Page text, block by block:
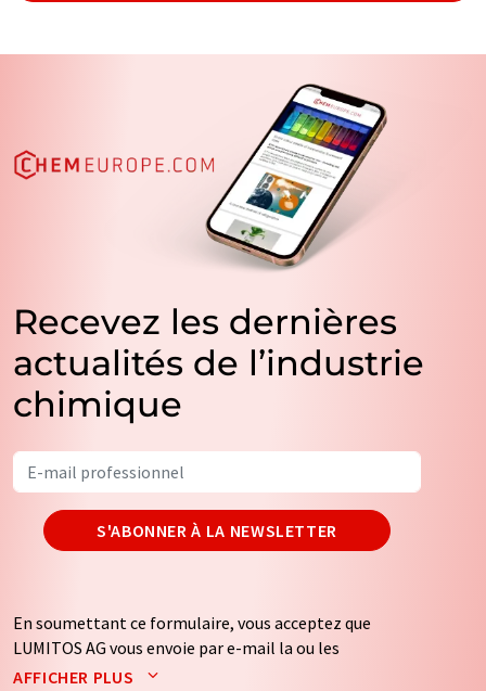
Recevez les dernières
actualités de l’industrie
chimique
S'ABONNER À LA NEWSLETTER
En soumettant ce formulaire, vous acceptez que
LUMITOS AG vous envoie par e-mail la ou les
newsletters sélectionnées ci-dessus. Vos données ne
AFFICHER PLUS